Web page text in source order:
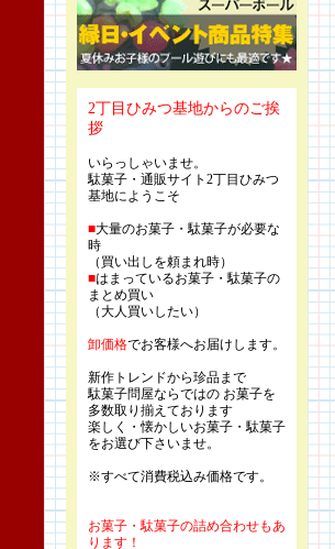
2丁目ひみつ基地からのご挨
拶
いらっしゃいませ。
駄菓子・通販サイト2丁目ひみつ
基地にようこそ
■大量のお菓子・駄菓子が必要な
時
（買い出しを頼まれ時）
■はまっているお菓子・駄菓子の
まとめ買い
（大人買いしたい）
卸価格でお客様へお届けします。
新作トレンドから珍品まで
駄菓子問屋ならではの お菓子を
多数取り揃えております
楽しく・懐かしいお菓子・駄菓子
をお選び下さいませ。
※すべて消費税込み価格です。
お菓子・駄菓子の詰め合わせもあ
ります！